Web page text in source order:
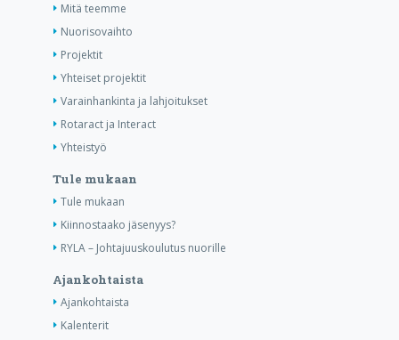
Mitä teemme
Nuorisovaihto
Projektit
Yhteiset projektit
Varainhankinta ja lahjoitukset
Rotaract ja Interact
Yhteistyö
Tule mukaan
Tule mukaan
Kiinnostaako jäsenyys?
RYLA – Johtajuuskoulutus nuorille
Ajankohtaista
Ajankohtaista
Kalenterit